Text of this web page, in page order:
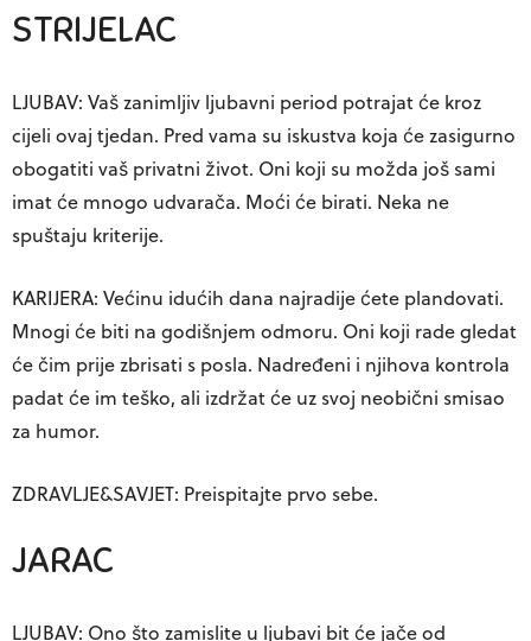
STRIJELAC
LJUBAV: Vaš zanimljiv ljubavni period potrajat će kroz
cijeli ovaj tjedan. Pred vama su iskustva koja će zasigurno
obogatiti vaš privatni život. Oni koji su možda još sami
imat će mnogo udvarača. Moći će birati. Neka ne
spuštaju kriterije.
KARIJERA: Većinu idućih dana najradije ćete plandovati.
Mnogi će biti na godišnjem odmoru. Oni koji rade gledat
će čim prije zbrisati s posla. Nadređeni i njihova kontrola
padat će im teško, ali izdržat će uz svoj neobični smisao
za humor.
ZDRAVLJE&SAVJET: Preispitajte prvo sebe.
JARAC
LJUBAV: Ono što zamislite u ljubavi bit će jače od